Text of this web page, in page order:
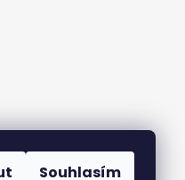
Souhlasím
Maralák